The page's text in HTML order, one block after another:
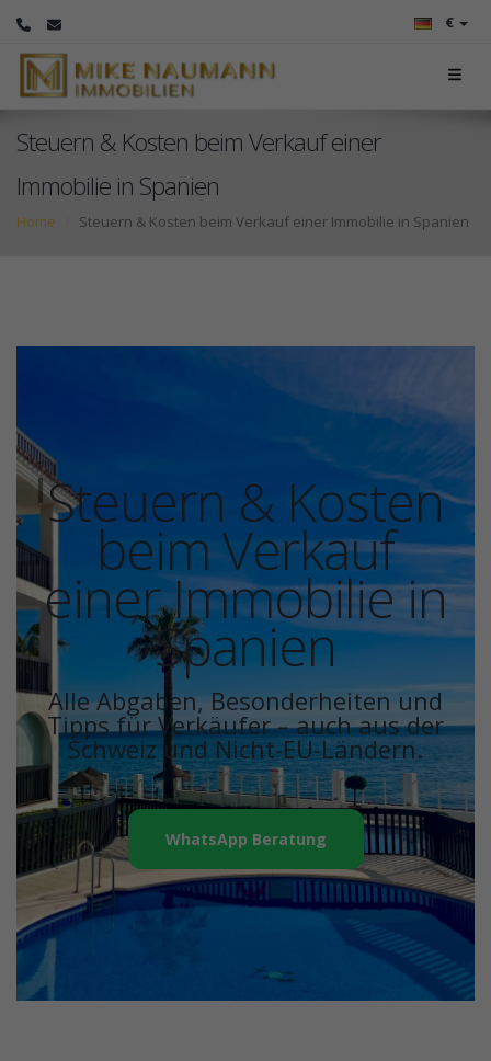
€
Steuern & Kosten beim Verkauf einer
Immobilie in Spanien
Home Steuern & Kosten beim Verkauf einer Immobilie in Spanien
Steuern & Kosten
beim Verkauf
einer Immobilie in
Spanien
Alle Abgaben, Besonderheiten und
Tipps für Verkäufer – auch aus der
Schweiz und Nicht-EU-Ländern.
WhatsApp Beratung